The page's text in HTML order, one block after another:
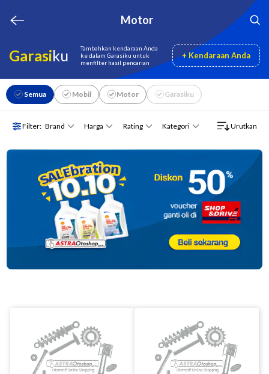
Motor
Garasiku
Tambahkan kendaraan Anda
ke dalam Garasiku untuk
menfilter hasil pencarian
+ Kendaraan Anda
Semua Mobil Motor Garasiku
Filter: Brand Harga Rating Kategori Urutkan